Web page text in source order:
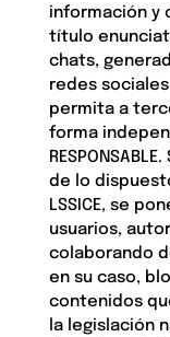
información y
título
chats,
redes
permita a
forma
de lo
LSSICE, se
usuarios,
colaborando
en su caso,
contenidos
la legislación